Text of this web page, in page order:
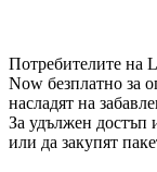
Потребителите на
Now безплатно за
насладят на
За удължен достъп
или да закупят